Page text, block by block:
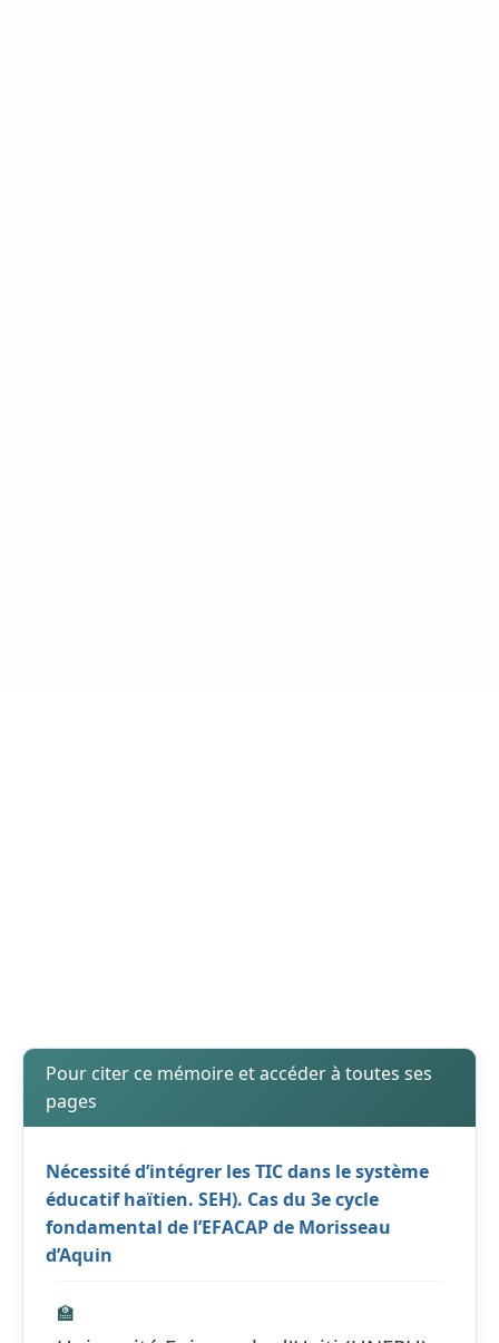
Pour citer ce mémoire et accéder à toutes ses
pages
Nécessité d’intégrer les TIC dans le système
éducatif haïtien. SEH). Cas du 3e cycle
fondamental de l’EFACAP de Morisseau
d’Aquin
🏫